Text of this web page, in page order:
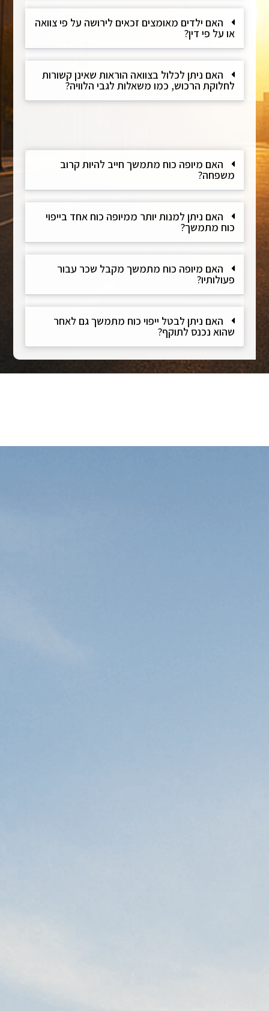
האם ילדים מאומצים זכאים לירושה על פי צוואה
או על פי דין?
האם ניתן לכלול בצוואה הוראות שאינן קשורות
לחלוקת הרכוש, כמו משאלות לגבי הלוויה?
האם מיופה כוח מתמשך חייב להיות קרוב
משפחה?
האם ניתן למנות יותר ממיופה כוח אחד בייפוי
כוח מתמשך?
האם מיופה כוח מתמשך מקבל שכר עבור
פעולותיו?
האם ניתן לבטל ייפוי כוח מתמשך גם לאחר
שהוא נכנס לתוקף?